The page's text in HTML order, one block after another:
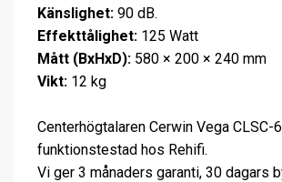
Känslighet: 90 dB.
Effekttålighet: 125 Watt
Mått (BxHxD): 580 × 200 × 240 mm
Vikt: 12 kg
Centerhögtalaren Cerwin Vega CLSC-
funktionstestad hos Rehifi.
Vi ger 3 månaders garanti, 30 dagars